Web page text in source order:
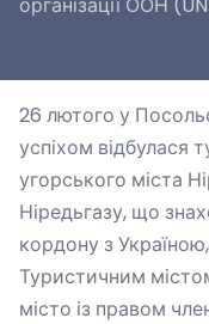
26 лютого у
успіхом відбулася
угорського міста
Ніредьгазу, що
кордону з
Туристичним
місто із правом